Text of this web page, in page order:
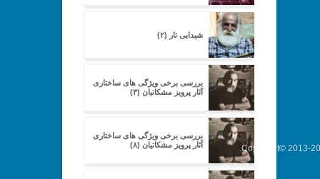
شیدایی تار (۲)
بررسی برخی ویژگی های ساختاری
آثار پرویز مشکاتیان (۳)
بررسی برخی ویژگی های ساختاری
آثار پرویز مشکاتیان (۸)
Copyright© 2013-